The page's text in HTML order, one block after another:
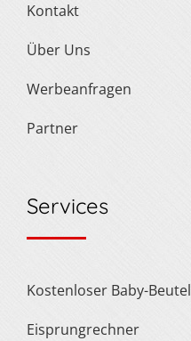
Kontakt
Über Uns
Werbeanfragen
Partner
Services
Kostenloser Baby-Beutel
Eisprungrechner